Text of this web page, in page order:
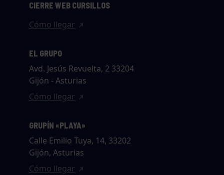
CIERRE WEB CURSILLOS
Cómo llegar
EL GRUPO
Avd. Jesús Revuelta, 2 33204
Gijón - Asturias
Cómo llegar
GRUPÍN «PLAYA»
Calle Emilio Tuya, 14, 33202
Gijón, Asturias
Cómo llegar